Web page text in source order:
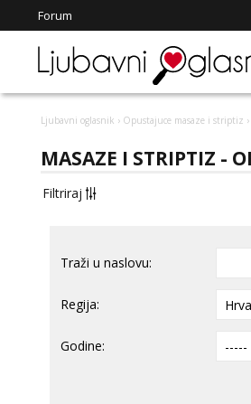
Forum
Ljubavni oglasnik › Opustajuce masaze i striptiz
MASAZE I STRIPTIZ -
Filtriraj
Traži u naslovu:
Regija:
Godine: